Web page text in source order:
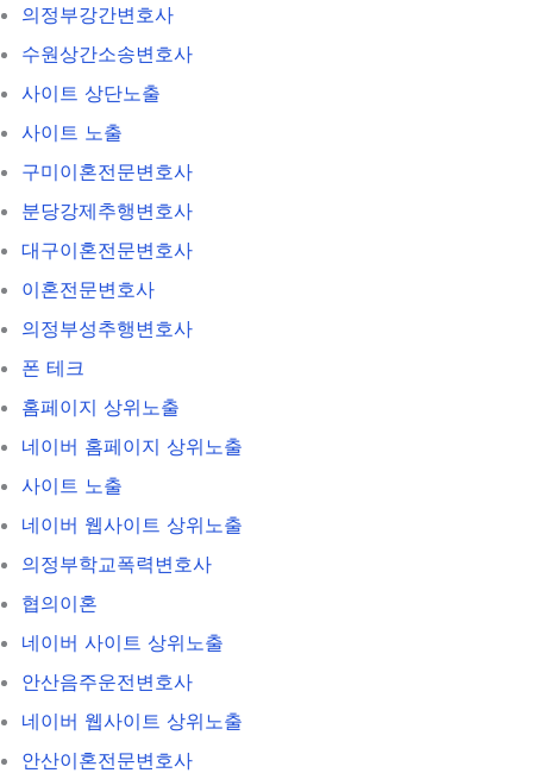
의정부강간변호사
수원상간소송변호사
사이트 상단노출
사이트 노출
구미이혼전문변호사
분당강제추행변호사
대구이혼전문변호사
이혼전문변호사
의정부성추행변호사
폰 테크
홈페이지 상위노출
네이버 홈페이지 상위노출
사이트 노출
네이버 웹사이트 상위노출
의정부학교폭력변호사
협의이혼
네이버 사이트 상위노출
안산음주운전변호사
네이버 웹사이트 상위노출
안산이혼전문변호사